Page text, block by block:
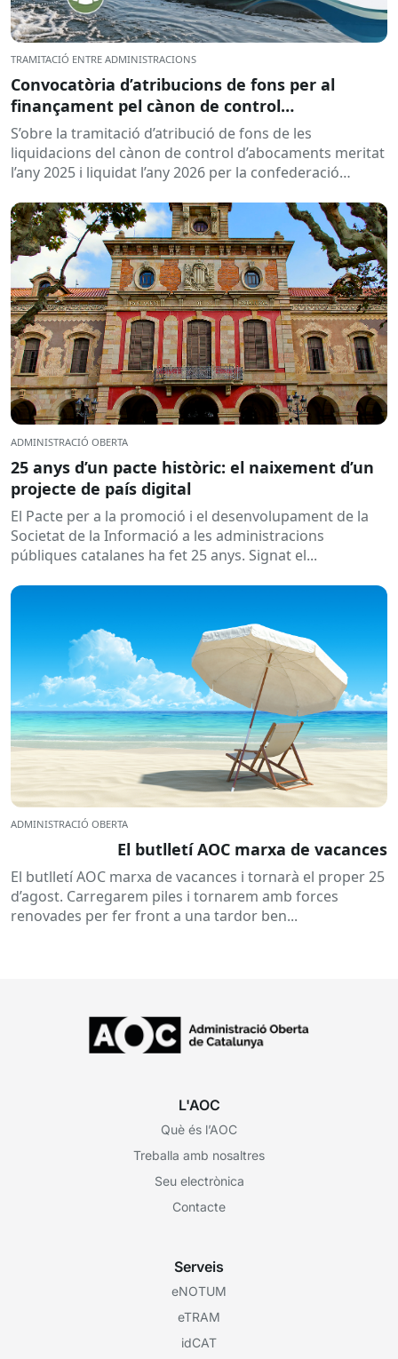
TRAMITACIÓ ENTRE ADMINISTRACIONS
Convocatòria d’atribucions de fons per al
finançament pel cànon de control
d’abocaments meritat l’any 2025 i liquidat l’any
2026
S’obre la tramitació d’atribució de fons de les
liquidacions del cànon de control d’abocaments meritat
l’any 2025 i liquidat l’any 2026 per la confederació
ADMINISTRACIÓ OBERTA
25 anys d’un pacte històric: el naixement d’un
projecte de país digital
El Pacte per a la promoció i el desenvolupament de la
Societat de la Informació a les administracions
públiques catalanes ha fet 25 anys. Signat el...
ADMINISTRACIÓ OBERTA
El butlletí AOC marxa de vacances
El butlletí AOC marxa de vacances i tornarà el proper 25
d’agost. Carregarem piles i tornarem amb forces
renovades per fer front a una tardor ben...
L'AOC
Què és l’AOC
Treballa amb nosaltres
Seu electrònica
Contacte
Serveis
eNOTUM
eTRAM
idCAT